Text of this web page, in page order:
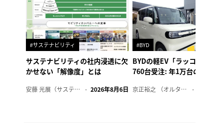
#サステナビリティ
サステナビリティの社内浸透に欠
かせない「解像度」とは
安藤 光展（サステナビリティ・コンサルタント） 2026年8月6日
#BYD
BYDの軽EV「ラッコ」、1
760台受注: 年1万台の販売
京正裕之 （オルタナ副編集長）